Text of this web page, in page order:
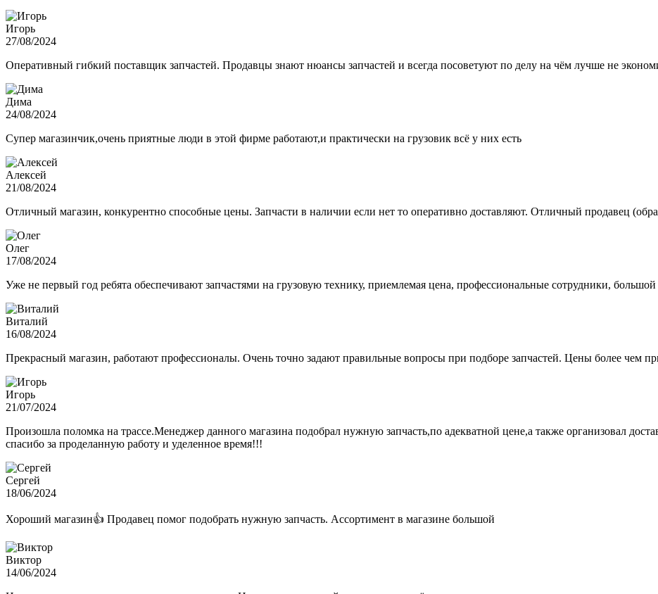
Игорь
27/08/2024
Оперативный гибкий поставщик запчастей. Продавцы знают нюансы запчастей и всегда посоветуют по делу на чём лучше не
Дима
24/08/2024
Супер магазинчик,очень приятные люди в этой фирме работают,и практически на грузовик всё у них есть
Алексей
21/08/2024
Отличный магазин, конкурентно способные цены. Запчасти в наличии если нет то оперативно доставляют. Отличный продавец
Олег
17/08/2024
Уже не первый год ребята обеспечивают запчастями на грузовую технику, приемлемая цена, профессиональные сотрудники,
Виталий
16/08/2024
Прекрасный магазин, работают профессионалы. Очень точно задают правильные вопросы при подборе запчастей. Цены более чем
Игорь
21/07/2024
Произошла поломка на трассе.Менеджер данного магазина подобрал нужную запчасть,по адекватной цене,а также организовал
спасибо за проделанную работу и уделенное время!!!
Сергей
18/06/2024
Хороший магазин👍 Продавец помог подобрать нужную запчасть. Ассортимент в магазине большой
Виктор
14/06/2024